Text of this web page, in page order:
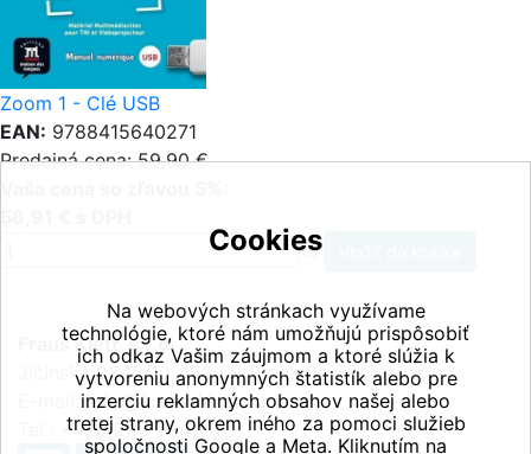
Zoom 1 - Clé USB
EAN: 9788415640271
Predajná cena: 59,90 €
ks
Fraus Klett, s.r.o.
Jičínská 2348/10, 130 00 Praha 3
E-mail:info@fraus-klett.cz
Tel.: +420 233 084 111
Cookies
Na webových stránkach využívame
technológie, ktoré nám umožňujú prispôsobiť
ich odkaz Vašim záujmom a ktoré slúžia k
vytvoreniu anonymných štatistík alebo pre
inzerciu reklamných obsahov našej alebo
tretej strany, okrem iného za pomoci služieb
spoločnosti Google a Meta. Kliknutím na